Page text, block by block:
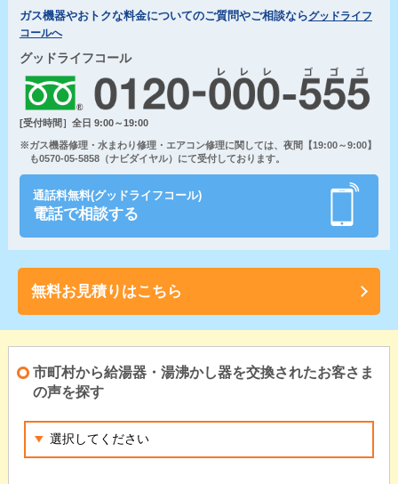
ガス機器やおトクな料金についてのご質問やご相談ならグッドライフ
コールへ
グッドライフコール
[受付時間］全日 9:00～19:00
※ガス機器修理・水まわり修理・エアコン修理に関しては、夜間【19:00～9:00】
も0570-05-5858（ナビダイヤル）にて受付しております。
通話料無料(グッドライフコール)
電話で相談する
無料お見積りはこちら
市町村から給湯器・湯沸かし器を交換されたお客さま
の声を探す